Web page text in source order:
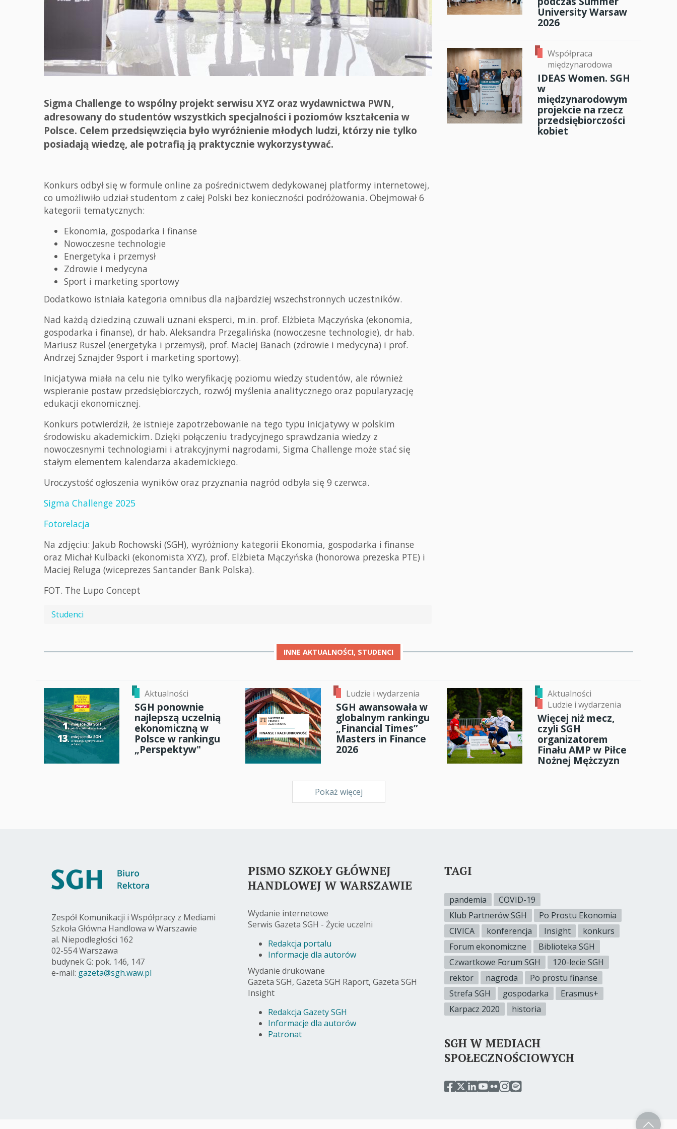
Sigma Challenge to wspólny projekt serwisu XYZ oraz wydawnictwa PWN,
adresowany do studentów wszystkich specjalności i poziomów kształcenia w
Polsce. Celem przedsięwzięcia było wyróżnienie młodych ludzi, którzy nie tylko
posiadają wiedzę, ale potrafią ją praktycznie wykorzystywać.
Konkurs odbył się w formule online za pośrednictwem dedykowanej platformy internetowej,
co umożliwiło udział studentom z całej Polski bez konieczności podróżowania. Obejmował 6
kategorii tematycznych:
Ekonomia, gospodarka i finanse
Nowoczesne technologie
Energetyka i przemysł
Zdrowie i medycyna
Sport i marketing sportowy
Dodatkowo istniała kategoria omnibus dla najbardziej wszechstronnych uczestników.
Nad każdą dziedziną czuwali uznani eksperci, m.in. prof. Elżbieta Mączyńska (ekonomia,
gospodarka i finanse), dr hab. Aleksandra Przegalińska (nowoczesne technologie), dr hab.
Mariusz Ruszel (energetyka i przemysł), prof. Maciej Banach (zdrowie i medycyna) i prof.
Andrzej Sznajder 9sport i marketing sportowy).
Inicjatywa miała na celu nie tylko weryfikację poziomu wiedzy studentów, ale również
wspieranie postaw przedsiębiorczych, rozwój myślenia analitycznego oraz popularyzację
edukacji ekonomicznej.
Konkurs potwierdził, że istnieje zapotrzebowanie na tego typu inicjatywy w polskim
środowisku akademickim. Dzięki połączeniu tradycyjnego sprawdzania wiedzy z
nowoczesnymi technologiami i atrakcyjnymi nagrodami, Sigma Challenge może stać się
stałym elementem kalendarza akademickiego.
Uroczystość ogłoszenia wyników oraz przyznania nagród odbyła się 9 czerwca.
Sigma Challenge 2025
Fotorelacja
Na zdjęciu: Jakub Rochowski (SGH), wyróżniony kategorii Ekonomia, gospodarka i finanse
oraz Michał Kulbacki (ekonomista XYZ), prof. Elżbieta Mączyńska (honorowa prezeska PTE) i
Maciej Reluga (wiceprezes Santander Bank Polska).
FOT. The Lupo Concept
Studenci
University Warsaw
2026
Współpraca
międzynarodowa
IDEAS Women. SGH
w
międzynarodowym
projekcie na rzecz
przedsiębiorczości
kobiet
INNE AKTUALNOŚCI, STUDENCI
Aktualności
SGH ponownie
najlepszą uczelnią
ekonomiczną w
Polsce w rankingu
„Perspektyw"
Ludzie i wydarzenia
SGH awansowała w
globalnym rankingu
„Financial Times”
Masters in Finance
2026
Aktualności
Ludzie i wydarzenia
Więcej niż mecz,
czyli SGH
organizatorem
Finału AMP w Piłce
Nożnej Mężczyzn
Pokaż więcej
Zespół Komunikacji i Współpracy z Mediami
Szkoła Główna Handlowa w Warszawie
al. Niepodległości 162
02-554 Warszawa
budynek G: pok. 146, 147
e-mail: gazeta@sgh.waw.pl
PISMO SZKOŁY GŁÓWNEJ
HANDLOWEJ W WARSZAWIE
Wydanie internetowe
Serwis Gazeta SGH - Życie uczelni
Redakcja portalu
Informacje dla autorów
Wydanie drukowane
Gazeta SGH, Gazeta SGH Raport, Gazeta SGH
Insight
Redakcja Gazety SGH
Informacje dla autorów
Patronat
TAGI
pandemia
COVID-19
Klub Partnerów SGH
Po Prostu Ekonomia
CIVICA
konferencja Insight
konkurs
Forum ekonomiczne
Biblioteka SGH
Czwartkowe Forum SGH
120-lecie SGH
rektor
nagroda
Po prostu finanse
Strefa SGH
gospodarka
Erasmus+
Karpacz 2020
historia
SGH W MEDIACH
SPOŁECZNOŚCIOWYCH
przejdź
przejdź
przejdź
przejdź
przejdź
przejdźprzejdź